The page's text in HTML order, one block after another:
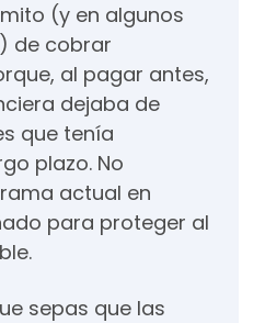
(y en algunos
de cobrar
al pagar antes,
dejaba de
que tenía
plazo. No
actual en
para proteger al
sepas que las